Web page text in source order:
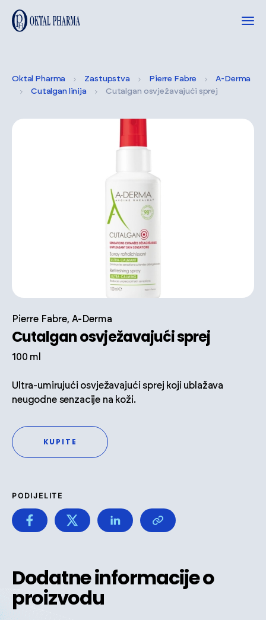
Oktal Pharma Zastupstva Pierre Fabre
A-Derma
Cutalgan linija
Cutalgan osvježavajući sprej
Pierre Fabre, A-Derma
Cutalgan osvježavajući sprej
100 ml
Ultra-umirujući osvježavajući sprej koji ublažava
neugodne senzacije na koži.
KUPITE
PODIJELITE
Dodatne informacije o
proizvodu